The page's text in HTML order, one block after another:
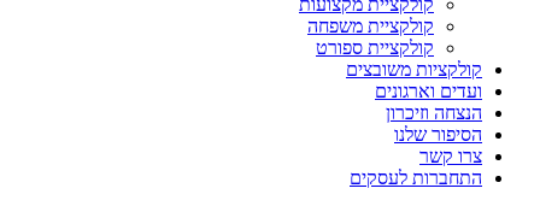
קולקציית משפחה
קולקציית ספורט
קולקציות משובצים
ועדים וארגונים
הנצחה וזיכרון
הסיפור שלנו
צרו קשר
התחברות לעסקים